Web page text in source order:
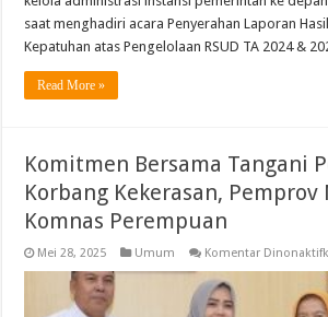
saat menghadiri acara Penyerahan Laporan
Kepatuhan atas Pengelolaan RSUD TA 2024 &
Read More »
Komitmen Bersama Tangani
Korbang Kekerasan, Pemprov
Komnas Perempuan
Mei 28, 2025 Umum Komentar